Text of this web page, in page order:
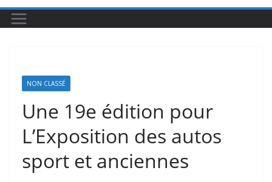
NON CLASSÉ
Une 19e édition pour
L’Exposition des autos
sport et anciennes